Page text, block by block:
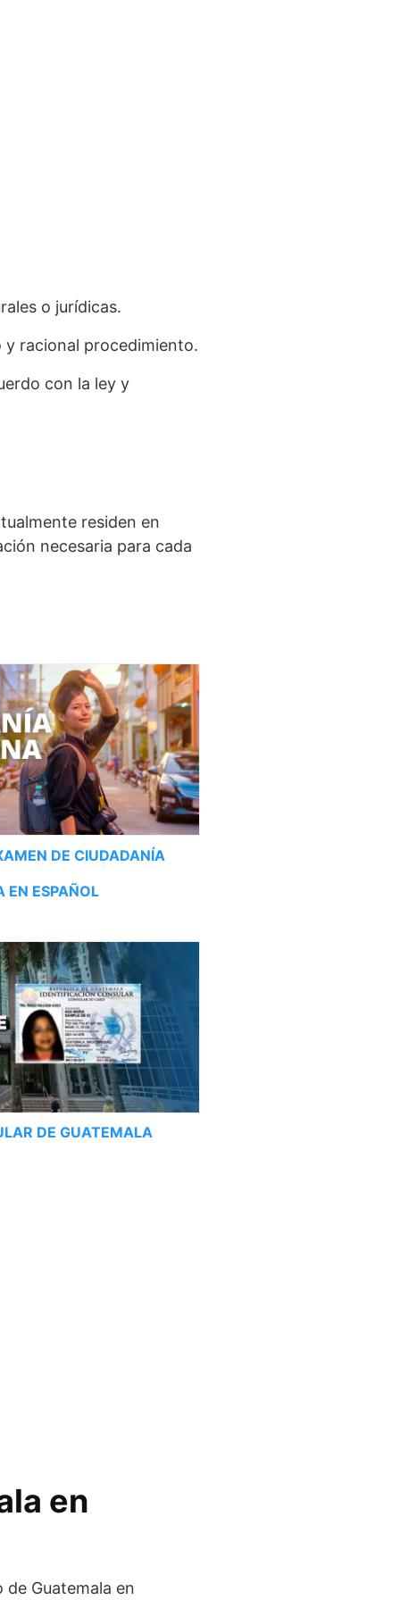
o jurídicas.
y racional procedimiento.
con la ley y
residen en
necesaria para cada
DE CIUDADANÍA
EN ESPAÑOL
DE GUATEMALA
en
de Guatemala en